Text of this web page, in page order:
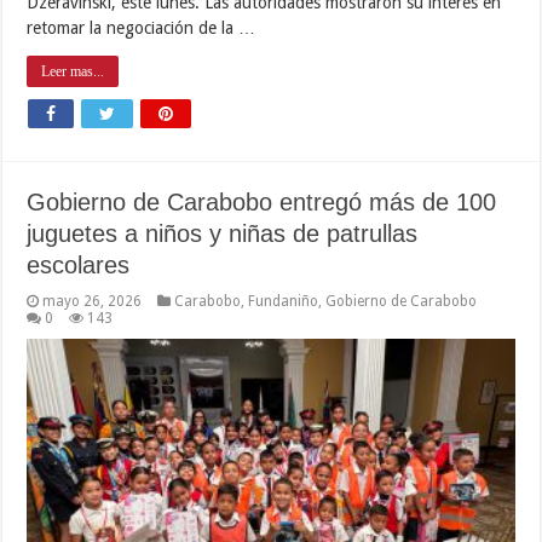
retomar la negociación de la …
Leer mas...
Gobierno de Carabobo entregó más de 100
juguetes a niños y niñas de patrullas
escolares
mayo 26, 2026 Carabobo, Fundaniño, Gobierno de Carabobo
0
143